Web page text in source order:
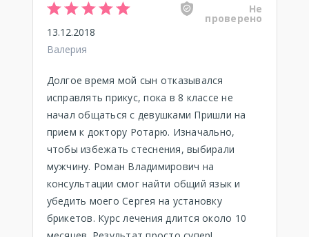
Не
проверено
13.12.2018
Валерия
Долгое время мой сын отказывался
исправлять прикус, пока в 8 классе не
начал общаться с девушками Пришли на
прием к доктору Ротарю. Изначально,
чтобы избежать стеснения, выбирали
мужчину. Роман Владимирович на
консультации смог найти общий язык и
убедить моего Сергея на установку
брикетов. Курс лечения длится около 10